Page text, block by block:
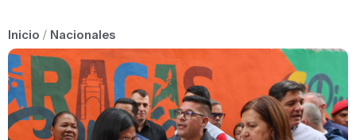
Inicio / Nacionales